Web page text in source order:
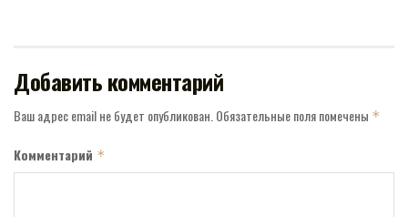
Добавить комментарий
Ваш адрес email не будет опубликован. Обязательные поля помечены *
Комментарий *